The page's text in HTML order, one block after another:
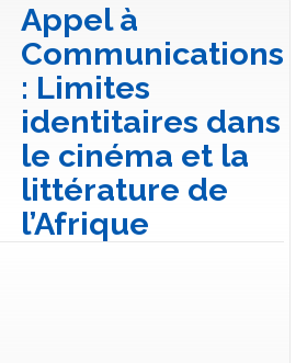
Appel à
Communications
: Limites
identitaires dans
le cinéma et la
littérature de
l’Afrique